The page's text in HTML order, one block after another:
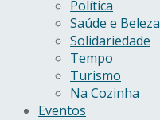
Política
Saúde e Beleza
Solidariedade
Tempo
Turismo
Na Cozinha
Eventos